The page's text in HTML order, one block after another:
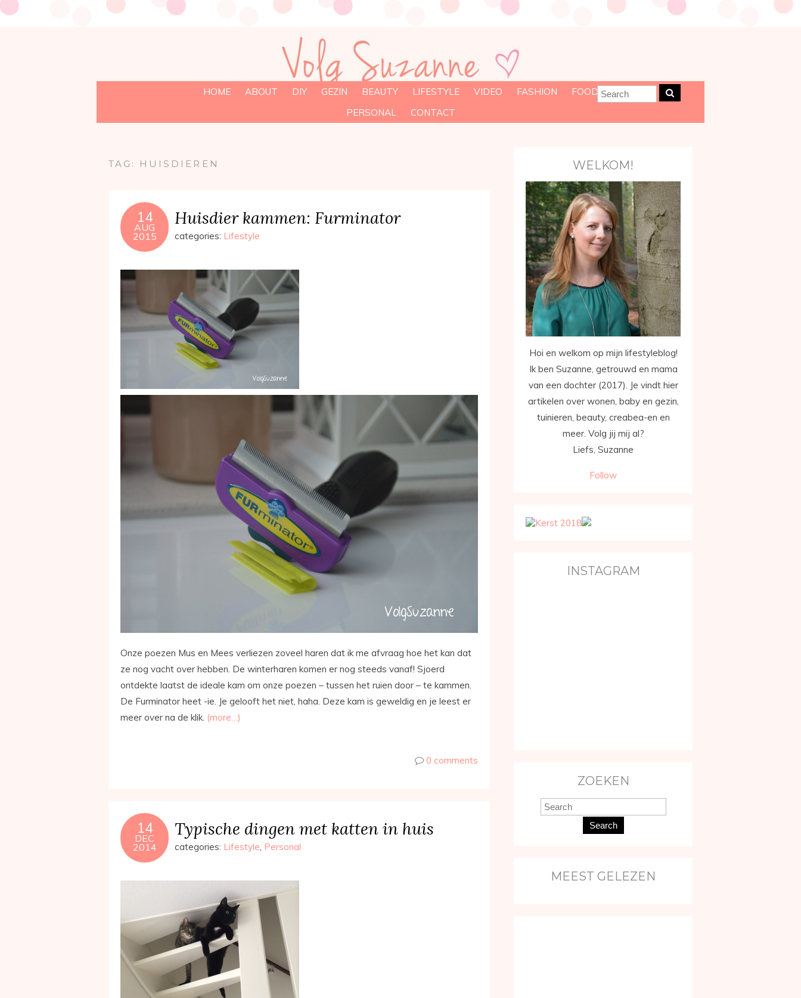
HOME ABOUT DIY GEZIN BEAUTY LIFESTYLE VIDEO FASHION
FOOD
PERSONAL
CONTACT
TAG: HUISDIEREN
14
AUG
2015
Huisdier kammen: Furminator
categories: Lifestyle
Onze poezen Mus en Mees verliezen zoveel haren dat ik me afvraag hoe het kan dat
ze nog vacht over hebben. De winterharen komen er nog steeds vanaf! Sjoerd
ontdekte laatst de ideale kam om onze poezen – tussen het ruien door – te kammen.
De Furminator heet -ie. Je gelooft het niet, haha. Deze kam is geweldig en je leest er
meer over na de klik. (more…)
0 comments
14
DEC
2014
Typische dingen met katten in huis
categories: Lifestyle, Personal
WELKOM!
Hoi en welkom op mijn lifestyleblog!
Ik ben Suzanne, getrouwd en mama
van een dochter (2017). Je vindt hier
artikelen over wonen, baby en gezin,
tuinieren, beauty, creabea-en en
meer. Volg jij mij al?
Liefs, Suzanne
Follow
INSTAGRAM
ZOEKEN
Search
MEEST GELEZEN